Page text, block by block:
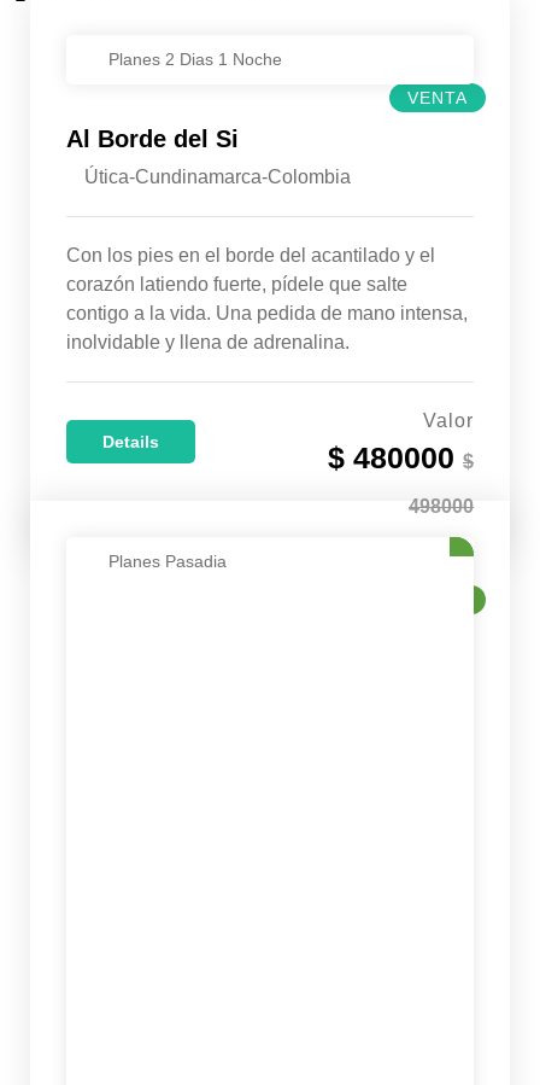
VENTA
Planes 2 Dias 1 Noche
Al Borde del Si
Útica-Cundinamarca-Colombia
Con los pies en el borde del acantilado y el
corazón latiendo fuerte, pídele que salte
contigo a la vida. Una pedida de mano intensa,
inolvidable y llena de adrenalina.
Details
Valor
$ 480000 $
498000
Planes Pasadia